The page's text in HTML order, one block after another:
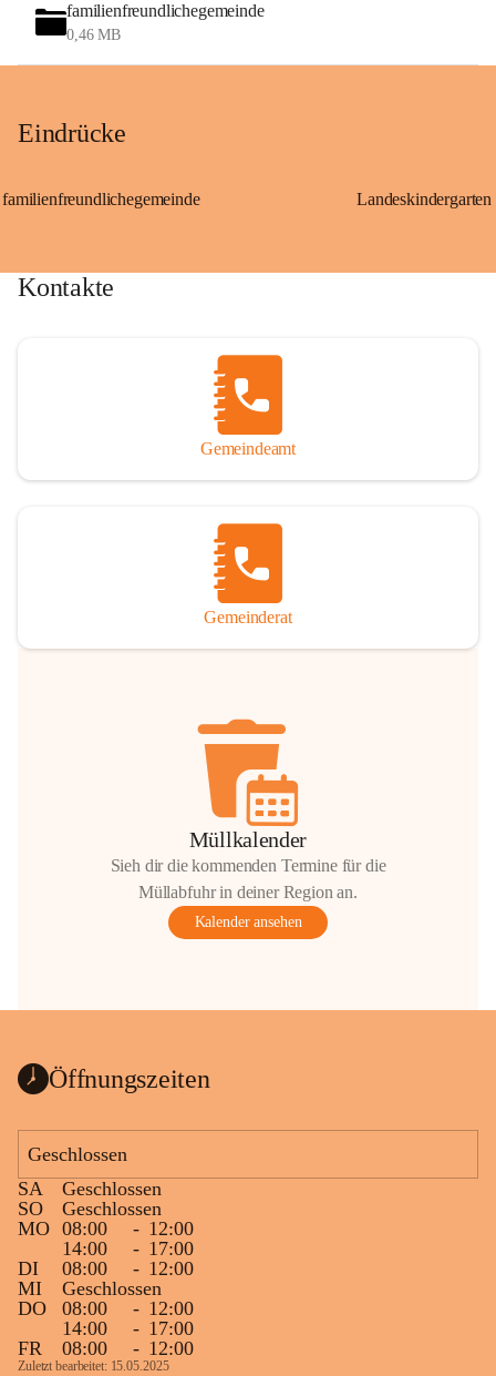
familienfreundlichegemeinde
0,46 MB
Eindrücke
familienfreundlichegemeinde
Kontakte
Gemeindeamt
Gemeinderat
Müllkalender
Sieh dir die kommenden Termine für die
Müllabfuhr in deiner Region an.
Kalender ansehen
Öffnungszeiten
Geschlossen
SA
Geschlossen
SO
Geschlossen
MO 08:00 - 12:00
14:00
- 17:00
DI
08:00 - 12:00
MI
Geschlossen
DO
08:00 - 12:00
14:00
- 17:00
FR
08:00 - 12:00
Zuletzt bearbeitet: 15.05.2025